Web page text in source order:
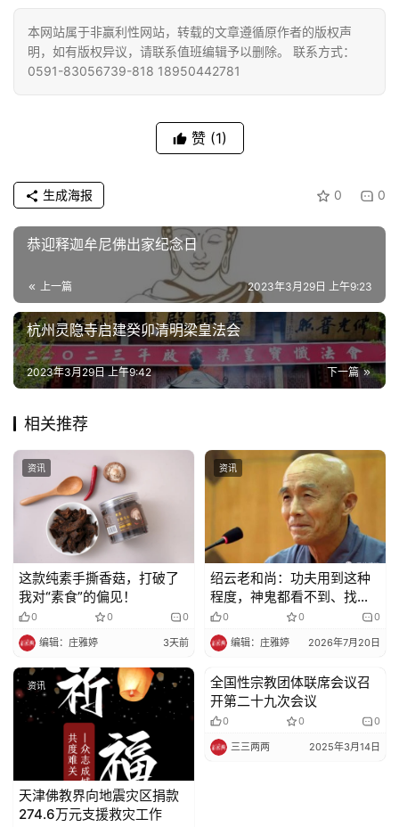
本网站属于非赢利性网站，转载的文章遵循原作者的版权声
明，如有版权异议，请联系值班编辑予以删除。 联系方式：
0591-83056739-818 18950442781
赞 (1)
0 0
生成海报
恭迎释迦牟尼佛出家纪念日
上一篇 2023年3月29日 上午9:23
杭州灵隐寺启建癸卯清明梁皇法会
下一篇
2023年3月29日 上午9:42
相关推荐
资讯
这款纯素手撕香菇，打破了
我对“素食”的偏见！
0 0 0
编辑：庄雅婷 3天前
资讯
绍云老和尚：功夫用到这种
程度，神鬼都看不到、找不
到你
0 0 0
编辑：庄雅婷 2026年7月20日
资讯
天津佛教界向地震灾区捐款
274.6万元支援救灾工作
资讯
全国性宗教团体联席会议召
开第二十九次会议
0 0 0
三三两两 2025年3月14日